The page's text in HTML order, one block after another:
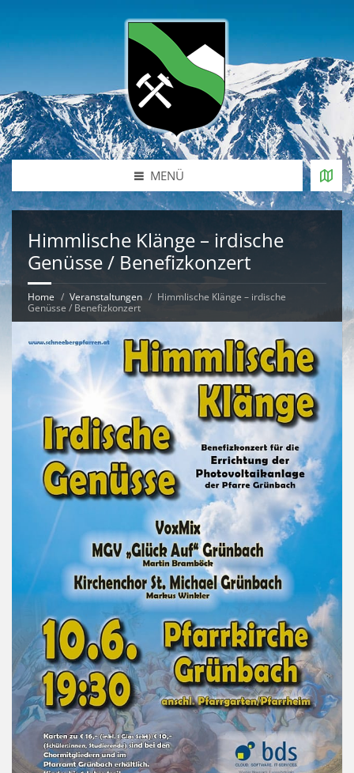
MENÜ
Himmlische Klänge – irdische
Genüsse / Benefizkonzert
Home Veranstaltungen
Himmlische Klänge – irdische
Genüsse / Benefizkonzert